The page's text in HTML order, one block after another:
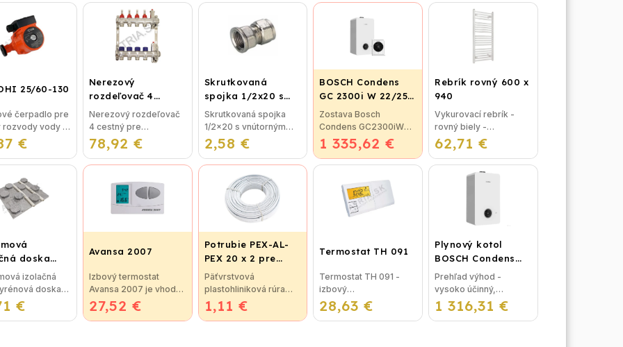
25/60-130
€
čerpadlo pre
rozvody vody v
OHI 25/60-
Nerezový
rozdeľovač 4
cestný pre
podlahové
vykurovanie
78,92 €
Nerezový rozdeľovač
4 cestný pre
podlahové
vykurovanie
Rozdeľovače sú
nerezovej ocele podľa
nemeckej normy DIN
Skrutkovaná
spojka 1/2x20 s
vnútorným závitom
2,58 €
Skrutkovaná spojka
1/2x20 s vnútorným
závitom bez nutnosti
lisovania, použitie pre
plastohlikové potrubie
na vodu, alebo kúrenie.
BOSCH Condens
GC 2300i W 22/25
C + CR 120
1 335,62 €
Zostava Bosch
Condens GC2300iW
22/25C CR 120 -
Condens 2300iW
22/25 C - závesný
prietokovým ohrevom
teplej vody,...
Rebrík rovný 600 x
940
62,71 €
Vykurovací rebrík -
rovný biely -
rozmer: 600 x 940 mm
- určený na
vykurovanie do kúpeľní
- v kombinácii s kotlom
doska
pre
kúrenie
€
izolačná
doska
(STIROTERMAL
so zvýšenou
Avansa 2007
27,52 €
Izbový termostat
Avansa 2007 je vhodný
na reguláciu väčšiny
kotlov. Termostat je
Potrubie PEX-AL-
PEX 20 x 2 pre
vykurovanie,
podlahové kúrenie
a vodu
1,11 €
Päťvrstvová
plastohliniková rúra
pex-al-pex je určená
na: rozvody teplej a
Termostat TH 091
28,63 €
Termostat TH 091 -
izbový
programovateľný
týždenný termostat s
Plynový kotol
BOSCH Condens
GC2300iW 24 P -
Závesný
kondenzačný
vykurovací kotol
1 316,31 €
Prehľad výhod -
vysoko účinný,
priestorovo úsporný -
intuitivne ovládaný LCD